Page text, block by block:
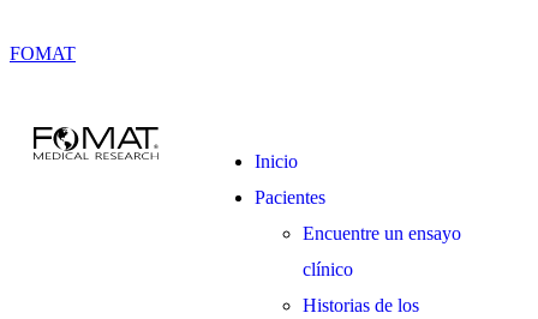
FOMAT
Inicio
Pacientes
Encuentre un ensayo
clínico
Historias de los